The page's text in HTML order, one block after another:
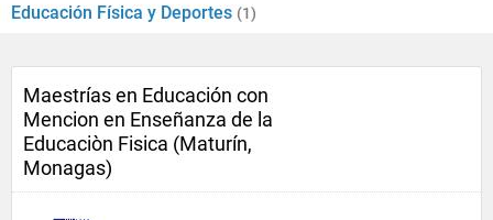
Educación Física y Deportes (1)
Maestrías en Educación con
Mencion en Enseñanza de la
Educaciòn Fisica (Maturín,
Monagas)